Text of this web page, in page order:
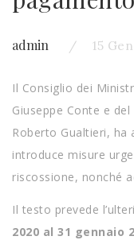
admin 15
Il Consiglio dei
Giuseppe Conte e
Roberto Gualtieri, ha
introduce misure
riscossione, nonché
Il testo prevede
2020 al 31 gennaio